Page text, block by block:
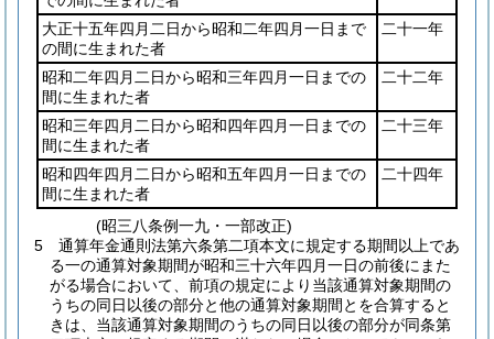
大正十五年四月二日から昭和二年四月一日まで
の間に生まれた者
二十一年
昭和二年四月二日から昭和三年四月一日までの
間に生まれた者
二十二年
昭和三年四月二日から昭和四年四月一日までの
間に生まれた者
二十三年
昭和四年四月二日から昭和五年四月一日までの
間に生まれた者
二十四年
(昭三八条例一九・一部改正)
5
通算年金通則法第六条第二項本文に規定する期間以上であ
る一の通算対象期間が昭和三十六年四月一日の前後にまた
がる場合において、前項の規定により当該通算対象期間の
うちの同日以後の部分と他の通算対象期間とを合算すると
きは、当該通算対象期間のうちの同日以後の部分が同条第